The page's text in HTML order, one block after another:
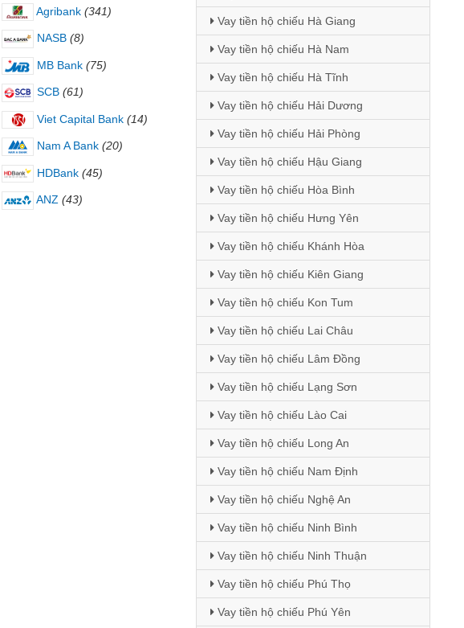
Agribank (341)
NASB (8)
MB Bank (75)
SCB (61)
Viet Capital Bank (14)
Nam A Bank (20)
HDBank (45)
ANZ (43)
Vay tiền hộ chiếu Hà Giang
Vay tiền hộ chiếu Hà Nam
Vay tiền hộ chiếu Hà Tĩnh
Vay tiền hộ chiếu Hải Dương
Vay tiền hộ chiếu Hải Phòng
Vay tiền hộ chiếu Hậu Giang
Vay tiền hộ chiếu Hòa Bình
Vay tiền hộ chiếu Hưng Yên
Vay tiền hộ chiếu Khánh Hòa
Vay tiền hộ chiếu Kiên Giang
Vay tiền hộ chiếu Kon Tum
Vay tiền hộ chiếu Lai Châu
Vay tiền hộ chiếu Lâm Đồng
Vay tiền hộ chiếu Lạng Sơn
Vay tiền hộ chiếu Lào Cai
Vay tiền hộ chiếu Long An
Vay tiền hộ chiếu Nam Định
Vay tiền hộ chiếu Nghệ An
Vay tiền hộ chiếu Ninh Bình
Vay tiền hộ chiếu Ninh Thuận
Vay tiền hộ chiếu Phú Thọ
Vay tiền hộ chiếu Phú Yên